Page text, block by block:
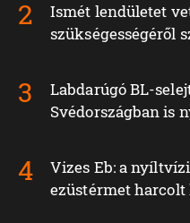
Ismét lendületet
szükségességéről
Labdarúgó BL-
Svédországban is
Vizes Eb: a
ezüstérmet